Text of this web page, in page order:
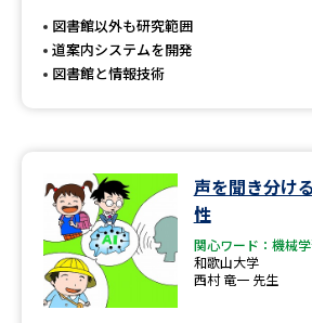
先輩が入学を決めた理由
新生活お役立ちガイド
図書館以外も研究範囲
道案内システムを開発
図書館と情報技術
声を聞き分け
性
関心ワード：機械
和歌山大学
西村 竜一 先生